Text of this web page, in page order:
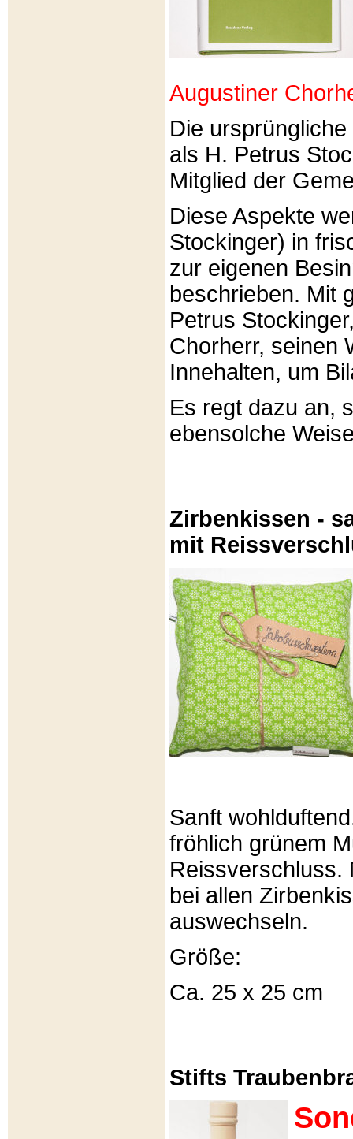
Augustiner
Die
als H. Petrus
Mitglied der
Diese Aspekte
Stockinger) in
zur eigenen
beschrieben. Mit
Petrus
Chorherr, seinen
Innehalten, um
Es regt dazu an,
ebensolche
Zirbenkissen -
mit
Sanft
fröhlich grünem
Reissverschluss.
bei allen
auswechseln.
Größe:
Ca. 25 x 25 cm
Stifts